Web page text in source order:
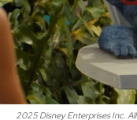
2025 Disney Enterprises Inc.